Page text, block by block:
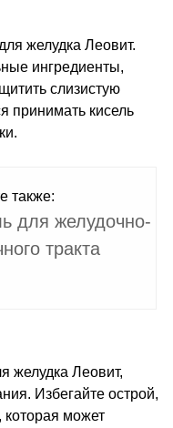
желудка Леовит.
ингредиенты,
слизистую
принимать кисель
также:
для желудочно-
тракта
желудка Леовит,
Избегайте острой,
может